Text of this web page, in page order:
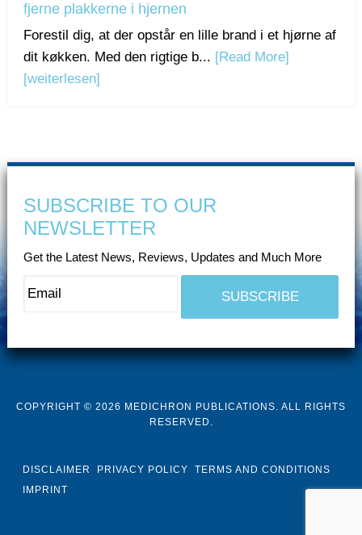
fjerne plakkerne i hjernen
Forestil dig, at der opstår en lille brand i et hjørne af
dit køkken. Med den rigtige b... [Read More]
[weiterlesen]
SUBSCRIBE TO OUR
NEWSLETTER
Get the Latest News, Reviews, Updates and Much More
COPYRIGHT © 2026 MEDICHRON PUBLICATIONS. ALL RIGHTS
RESERVED.
DISCLAIMER PRIVACY POLICY
TERMS AND CONDITIONS
IMPRINT